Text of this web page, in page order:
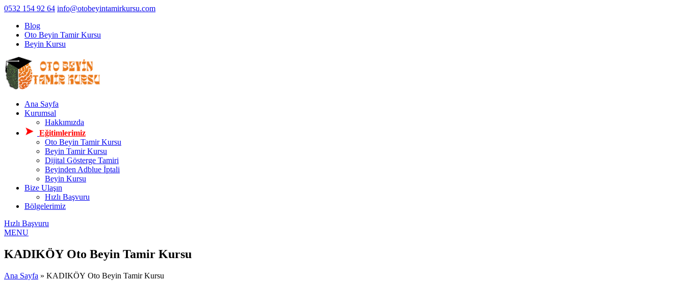
0532 154 92 64 info@otobeyintamirkursu.com
Blog
Oto Beyin Tamir Kursu
Beyin Kursu
Ana Sayfa
Kurumsal
Hakkımızda
Eğitimlerimiz
Oto Beyin Tamir Kursu
Beyin Tamir Kursu
Dijital Gösterge Tamiri
Beyinden Adblue İptali
Beyin Kursu
Bize Ulaşın
Hızlı Başvuru
Bölgelerimiz
Hızlı Başvuru
MENU
KADIKÖY Oto Beyin Tamir Kursu
Ana Sayfa » KADIKÖY Oto Beyin Tamir Kursu